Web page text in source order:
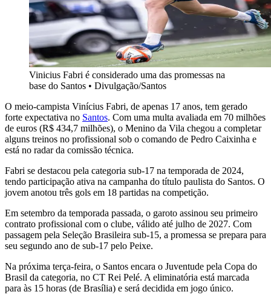
Vinicius Fabri é considerado uma das promessas na
base do Santos • Divulgação/Santos
O meio-campista Vinícius Fabri, de apenas 17 anos, tem gerado
forte expectativa no Santos. Com uma multa avaliada em 70 milhões
de euros (R$ 434,7 milhões), o Menino da Vila chegou a completar
alguns treinos no profissional sob o comando de Pedro Caixinha e
está no radar da comissão técnica.
Fabri se destacou pela categoria sub-17 na temporada de 2024,
tendo participação ativa na campanha do título paulista do Santos. O
jovem anotou três gols em 18 partidas na competição.
Em setembro da temporada passada, o garoto assinou seu primeiro
contrato profissional com o clube, válido até julho de 2027. Com
passagem pela Seleção Brasileira sub-15, a promessa se prepara para
seu segundo ano de sub-17 pelo Peixe.
Na próxima terça-feira, o Santos encara o Juventude pela Copa do
Brasil da categoria, no CT Rei Pelé. A eliminatória está marcada
para às 15 horas (de Brasília) e será decidida em jogo único.